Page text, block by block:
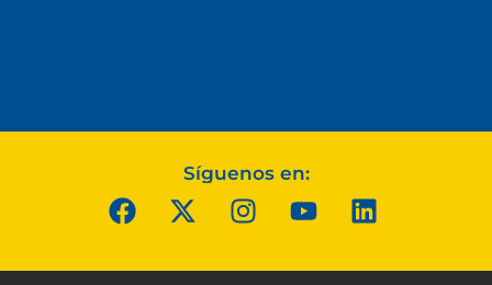
Síguenos en: